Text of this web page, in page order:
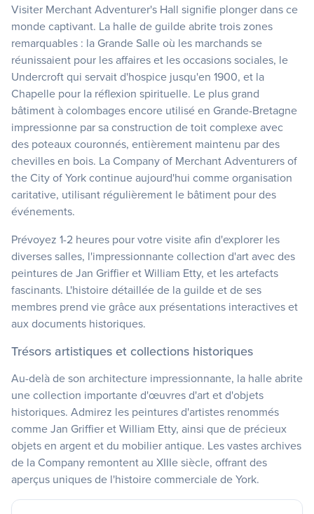
Visiter Merchant Adventurer's Hall signifie plonger dans ce
monde captivant. La halle de guilde abrite trois zones
remarquables : la Grande Salle où les marchands se
réunissaient pour les affaires et les occasions sociales, le
Undercroft qui servait d'hospice jusqu'en 1900, et la
Chapelle pour la réflexion spirituelle. Le plus grand
bâtiment à colombages encore utilisé en Grande-Bretagne
impressionne par sa construction de toit complexe avec
des poteaux couronnés, entièrement maintenu par des
chevilles en bois. La Company of Merchant Adventurers of
the City of York continue aujourd'hui comme organisation
caritative, utilisant régulièrement le bâtiment pour des
événements.
Prévoyez 1-2 heures pour votre visite afin d'explorer les
diverses salles, l'impressionnante collection d'art avec des
peintures de Jan Griffier et William Etty, et les artefacts
fascinants. L'histoire détaillée de la guilde et de ses
membres prend vie grâce aux présentations interactives et
aux documents historiques.
Trésors artistiques et collections historiques
Au-delà de son architecture impressionnante, la halle abrite
une collection importante d'œuvres d'art et d'objets
historiques. Admirez les peintures d'artistes renommés
comme Jan Griffier et William Etty, ainsi que de précieux
objets en argent et du mobilier antique. Les vastes archives
de la Company remontent au XIIIe siècle, offrant des
aperçus uniques de l'histoire commerciale de York.